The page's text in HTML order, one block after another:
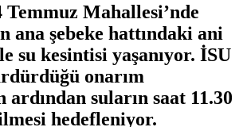
Mahallesi’nde
ana şebeke hattındaki ani
su kesintisi yaşanıyor. İSU
onarım
ardından suların saat 11.30
hedefleniyor.